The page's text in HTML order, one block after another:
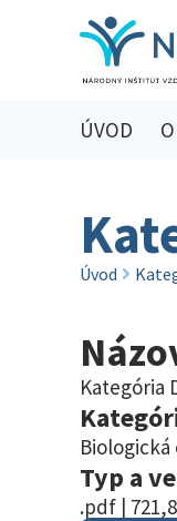
ÚVOD
Úvod
Kategória
Typ a
.pdf |